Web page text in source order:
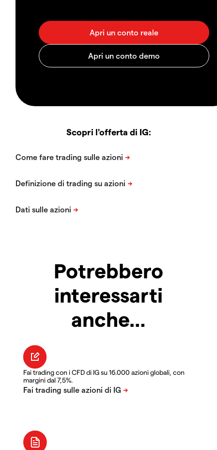
Scopri l'offerta di IG:
Potrebbero
interessarti
anche…
Fai trading con i CFD di IG su 16.000 azioni globali, con
margini dal 7,5%.